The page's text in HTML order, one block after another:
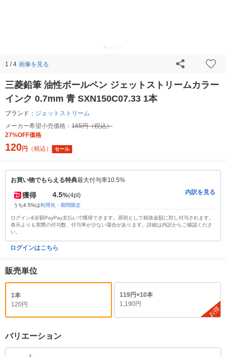
1 / 4 画像を見る
三菱鉛筆 油性ボールペン ジェットストリームカラー
インク 0.7mm 青 SXN150C07.33 1本
ブランド： ジェットストリーム
メーカー希望小売価格： 165円（税込）
27%OFF価格
120円 （税込） セール
お買い物でもらえる特典最大付与率10.5%
獲得 4.5%(4pt)
うち4.5%は利用先・期間限定
内訳を見る
ログイン&全額PayPay支払いで獲得できます。原則として税抜金額に対し付与されます。
表示よりも実際の付与数、付与率が少ない場合があります。詳細は内訳からご確認くださ
い。
ログインはこちら
販売単位
1本
120円
119円×10本
1,190円
お得
バリエーション